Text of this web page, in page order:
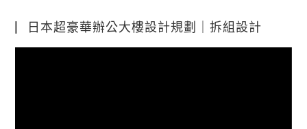
日本超豪華辦公大樓設計規劃｜拆組設計